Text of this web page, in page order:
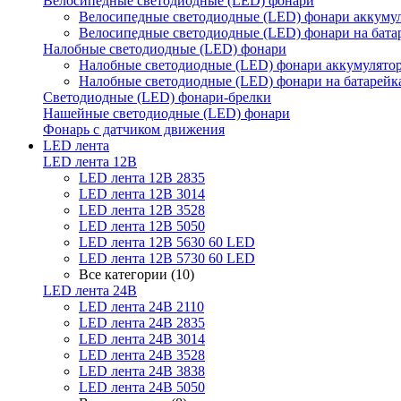
Велосипедные светодиодные (LED) фонари
Велосипедные светодиодные (LED) фонари на
Налобные светодиодные (LED) фонари
Налобные светодиодные (LED) фонари
Налобные светодиодные (LED) фонари на
Светодиодные (LED) фонари-брелки
Нашейные светодиодные (LED) фонари
Фонарь с датчиком движения
LED лента
LED лента 12В
LED лента 12В 2835
LED лента 12В 3014
LED лента 12В 3528
LED лента 12В 5050
LED лента 12В 5630 60 LED
LED лента 12В 5730 60 LED
Все категории (10)
LED лента 24В
LED лента 24В 2110
LED лента 24В 2835
LED лента 24В 3014
LED лента 24В 3528
LED лента 24В 3838
LED лента 24В 5050